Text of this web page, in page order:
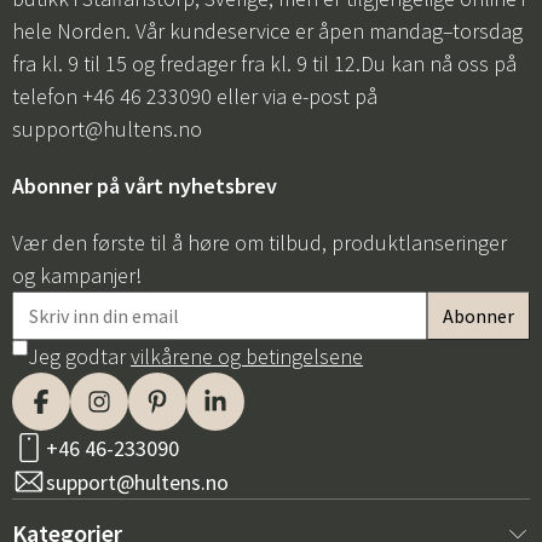
hele Norden. Vår kundeservice er åpen mandag–torsdag
fra kl. 9 til 15 og fredager fra kl. 9 til 12.Du kan nå oss på
telefon +46 46 233090 eller via e-post på
support@hultens.no
Abonner på vårt nyhetsbrev
Vær den første til å høre om tilbud, produktlanseringer
og kampanjer!
Jeg godtarvilkårene og betingelsene
+46 46-233090
support@hultens.no
Kategorier